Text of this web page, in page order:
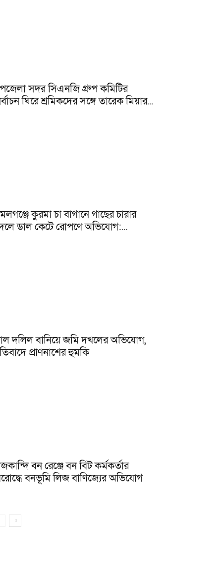
সদর সিএনজি গ্রুপ কমিটির
ঘিরে শ্রমিকদের সঙ্গে তারেক মিয়ার...
কুরমা চা বাগানে গাছের চারার
ডাল কেটে রোপণে অভিযোগ:...
দলিল বানিয়ে জমি দখলের অভিযোগ,
প্রাণনাশের হুমকি
বন রেঞ্জে বন বিট কর্মকর্তার
বনভূমি লিজ বাণিজ্যের অভিযোগ